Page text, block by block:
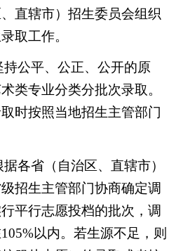
直辖市）招生委员会组织
取工作。
持公平、公正、公开的原
类专业分类分批次录取。
时按照当地招生主管部门
各省（自治区、直辖市）
招生主管部门协商确定调
行平行志愿投档的批次，调
105%以内。若生源不足，则